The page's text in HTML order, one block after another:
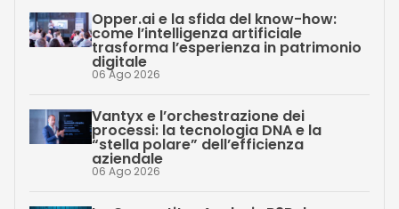
Opper.ai e la sfida del know-how:
come l’intelligenza artificiale
trasforma l’esperienza in patrimonio
digitale
06 Ago 2026
Vantyx e l’orchestrazione dei
processi: la tecnologia DNA e la
“stella polare” dell’efficienza
aziendale
06 Ago 2026